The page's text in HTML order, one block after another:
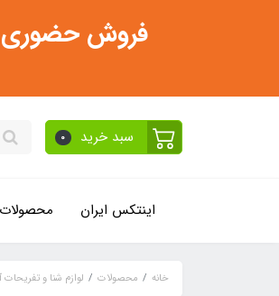
فروش حضوری و تماس تلفنی
سبد خرید 0
اینتکس ایران
خانه محصولات لوازم شنا و تفریحات